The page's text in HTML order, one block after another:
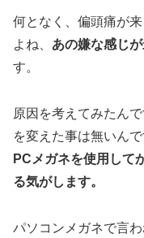
何となく、偏頭痛が
よね、 あの嫌な感じ
す。
原因を考えてみたん
を変えた事は無いん
PCメガネを使用して
る気がします。
パソコンメガネで言